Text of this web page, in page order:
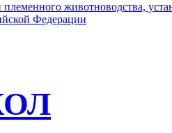
животноводства,
Федерации